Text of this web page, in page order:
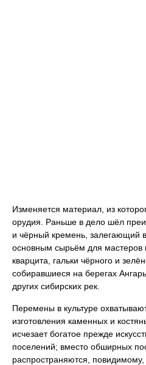
Изменяется материал, из
орудия. Раньше в дело шёл
и чёрный кремень, залегающий
основным сырьём для мастеров
кварцита, гальки чёрного и
собиравшиеся на берегах
других сибирских рек.
Перемены в культуре
изготовления каменных и
исчезает богатое прежде
поселений; вместо обширных
распространяются,